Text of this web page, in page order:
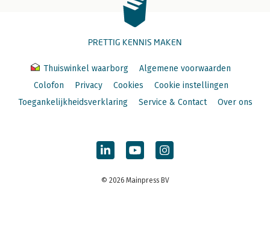
PRETTIG KENNIS MAKEN
Thuiswinkel waarborg
Algemene voorwaarden
Colofon
Privacy Cookies
Cookie instellingen
Toegankelijkheidsverklaring
Service & Contact Over ons
© 2026 Mainpress BV